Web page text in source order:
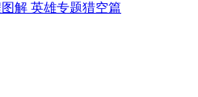
解 英雄专题猎空篇